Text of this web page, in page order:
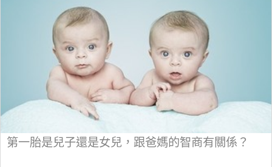
第一胎是兒子還是女兒，跟爸媽的智商有關係？